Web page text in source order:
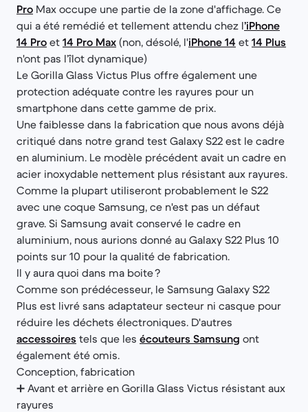
Pro Max occupe une partie de la zone d'affichage. Ce
qui a été remédié et tellement attendu chez l’iPhone
14 Pro et 14 Pro Max (non, désolé, l'iPhone 14 et 14 Plus
n'ont pas l’îlot dynamique)
Le Gorilla Glass Victus Plus offre également une
protection adéquate contre les rayures pour un
smartphone dans cette gamme de prix.
Une faiblesse dans la fabrication que nous avons déjà
critiqué dans notre grand test Galaxy S22 est le cadre
en aluminium. Le modèle précédent avait un cadre en
acier inoxydable nettement plus résistant aux rayures.
Comme la plupart utiliseront probablement le S22
avec une coque Samsung, ce n'est pas un défaut
grave. Si Samsung avait conservé le cadre en
aluminium, nous aurions donné au Galaxy S22 Plus 10
points sur 10 pour la qualité de fabrication.
Il y aura quoi dans ma boite ?
Comme son prédécesseur, le Samsung Galaxy S22
Plus est livré sans adaptateur secteur ni casque pour
réduire les déchets électroniques. D'autres
accessoires tels que les écouteurs Samsung ont
également été omis.
Conception, fabrication
➕ Avant et arrière en Gorilla Glass Victus résistant aux
rayures